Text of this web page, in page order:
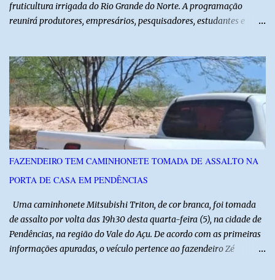
fruticultura irrigada do Rio Grande do Norte. A programação
reunirá produtores, empresários, pesquisadores, estudantes e
instituições e tecnologias voltadas ao setor. Além das atividades
técnicas, a feira contará com programação cultural. No dia 20 de
agosto, o público poderá prestigiar o show de humor com Mução,
seguido de apresentação musical de Vê Barreto. A Frut & Tec
reforça a importância do Distrito de Irrigação do Baixo Açu como
referência na fruticultura irrigada, promovendo conhecimento,
inovação e oportunidades para o desenvolvimento do agronegócio
potiguar. @associacaodiba
FAZENDEIRO TEM CAMINHONETE TOMADA DE ASSALTO NA
PORTA DE CASA EM PENDÊNCIAS
Uma caminhonete Mitsubishi Triton, de cor branca, foi tomada
de assalto por volta das 19h30 desta quarta-feira (5), na cidade de
Pendências, na região do Vale do Açu. De acordo com as primeiras
informações apuradas, o veículo pertence ao fazendeiro Zé